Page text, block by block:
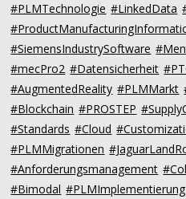
#PLMTechnologie #LinkedData
#SiemensIndustrySoftware
#mecPro2 #Datensicherheit
#AugmentedReality #PLMMarkt
#Blockchain #PROSTEP
#Standards #Cloud
#PLMMigrationen
#Anforderungsmanagement
#Bimodal #PLMImplementierung